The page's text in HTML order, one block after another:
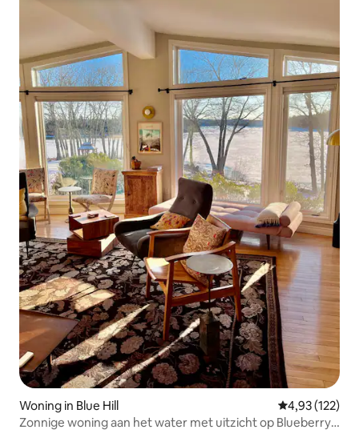
Woning in Blue Hill Gemiddelde
4,93 (122)
Zonnige woning aan het water met uitzicht op Blueberry